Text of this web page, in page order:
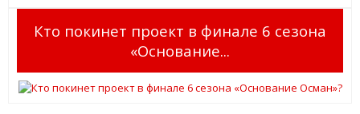
Кто покинет проект в финале 6 сезона
«Основание...